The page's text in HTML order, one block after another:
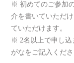
※ 初めてのご参加
介を書いていただ
ていただけます。
※ 2名以上で申し込
がなをご記入くださ